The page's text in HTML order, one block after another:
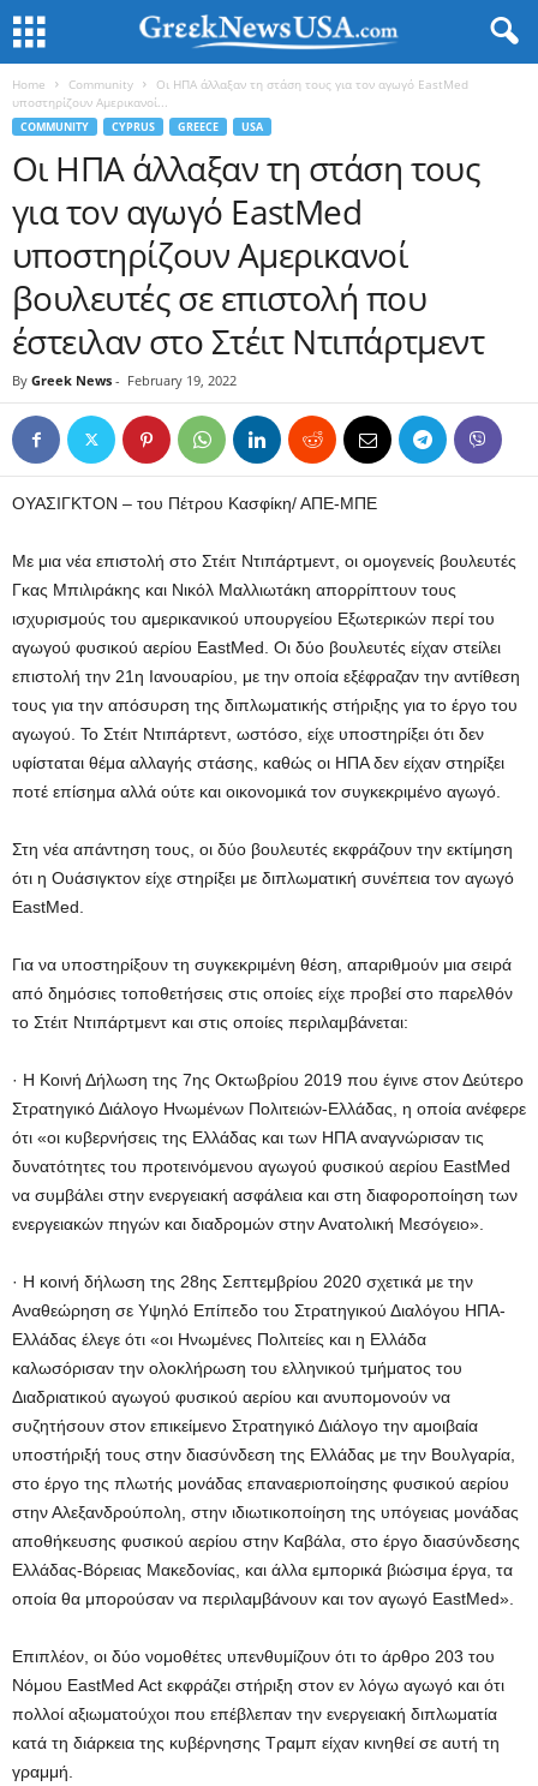
Home Community
Οι ΗΠΑ άλλαξαν τη στάση τους για τον αγωγό EastMed
υποστηρίζουν Αμερικανοί...
COMMUNITY CYPRUS GREECE USA
Οι ΗΠΑ άλλαξαν τη στάση τους
για τον αγωγό EastMed
υποστηρίζουν Αμερικανοί
βουλευτές σε επιστολή που
έστειλαν στο Στέιτ Ντιπάρτμεντ
By Greek News - February 19, 2022
ΟΥΑΣΙΓΚΤΟΝ – του Πέτρου Κασφίκη/ ΑΠΕ-ΜΠΕ
Με μια νέα επιστολή στο Στέιτ Ντιπάρτμεντ, οι ομογενείς βουλευτές
Γκας Μπιλιράκης και Νικόλ Μαλλιωτάκη απορρίπτουν τους
ισχυρισμούς του αμερικανικού υπουργείου Εξωτερικών περί του
αγωγού φυσικού αερίου EastMed. Οι δύο βουλευτές είχαν στείλει
επιστολή την 21η Ιανουαρίου, με την οποία εξέφραζαν την αντίθεση
τους για την απόσυρση της διπλωματικής στήριξης για το έργο του
αγωγού. Το Στέιτ Ντιπάρτεντ, ωστόσο, είχε υποστηρίξει ότι δεν
υφίσταται θέμα αλλαγής στάσης, καθώς οι ΗΠΑ δεν είχαν στηρίξει
ποτέ επίσημα αλλά ούτε και οικονομικά τον συγκεκριμένο αγωγό.
Στη νέα απάντηση τους, οι δύο βουλευτές εκφράζουν την εκτίμηση
ότι η Ουάσιγκτον είχε στηρίξει με διπλωματική συνέπεια τον αγωγό
EastMed.
Για να υποστηρίξουν τη συγκεκριμένη θέση, απαριθμούν μια σειρά
από δημόσιες τοποθετήσεις στις οποίες είχε προβεί στο παρελθόν
το Στέιτ Ντιπάρτμεντ και στις οποίες περιλαμβάνεται:
· Η Κοινή Δήλωση της 7ης Οκτωβρίου 2019 που έγινε στον Δεύτερο
Στρατηγικό Διάλογο Ηνωμένων Πολιτειών-Ελλάδας, η οποία ανέφερε
ότι «οι κυβερνήσεις της Ελλάδας και των ΗΠΑ αναγνώρισαν τις
δυνατότητες του προτεινόμενου αγωγού φυσικού αερίου EastMed
να συμβάλει στην ενεργειακή ασφάλεια και στη διαφοροποίηση των
ενεργειακών πηγών και διαδρομών στην Ανατολική Μεσόγειο».
· Η κοινή δήλωση της 28ης Σεπτεμβρίου 2020 σχετικά με την
Αναθεώρηση σε Υψηλό Επίπεδο του Στρατηγικού Διαλόγου ΗΠΑ-
Ελλάδας έλεγε ότι «οι Ηνωμένες Πολιτείες και η Ελλάδα
καλωσόρισαν την ολοκλήρωση του ελληνικού τμήματος του
Διαδριατικού αγωγού φυσικού αερίου και ανυπομονούν να
συζητήσουν στον επικείμενο Στρατηγικό Διάλογο την αμοιβαία
υποστήριξή τους στην διασύνδεση της Ελλάδας με την Βουλγαρία,
στο έργο της πλωτής μονάδας επαναεριοποίησης φυσικού αερίου
στην Αλεξανδρούπολη, στην ιδιωτικοποίηση της υπόγειας μονάδας
αποθήκευσης φυσικού αερίου στην Καβάλα, στο έργο διασύνδεσης
Ελλάδας-Βόρειας Μακεδονίας, και άλλα εμπορικά βιώσιμα έργα, τα
οποία θα μπορούσαν να περιλαμβάνουν και τον αγωγό EastMed».
Επιπλέον, οι δύο νομοθέτες υπενθυμίζουν ότι το άρθρο 203 του
Νόμου EastMed Act εκφράζει στήριξη στον εν λόγω αγωγό και ότι
πολλοί αξιωματούχοι που επέβλεπαν την ενεργειακή διπλωματία
κατά τη διάρκεια της κυβέρνησης Τραμπ είχαν κινηθεί σε αυτή τη
γραμμή.